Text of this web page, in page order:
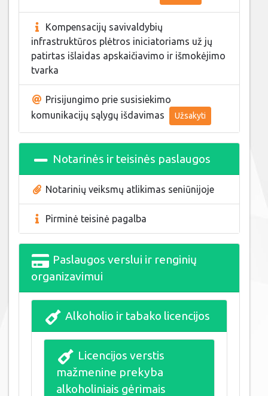
Kompensacijų savivaldybių
infrastruktūros plėtros iniciatoriams už jų
patirtas išlaidas apskaičiavimo ir išmokėjimo
tvarka
Prisijungimo prie susisiekimo
komunikacijų sąlygų išdavimas
Užsakyti
Notarinės ir teisinės paslaugos
Notarinių veiksmų atlikimas seniūnijoje
Pirminė teisinė pagalba
Paslaugos verslui ir renginių
organizavimui
Alkoholio ir tabako licencijos
Licencijos verstis
mažmenine prekyba
alkoholiniais gėrimais